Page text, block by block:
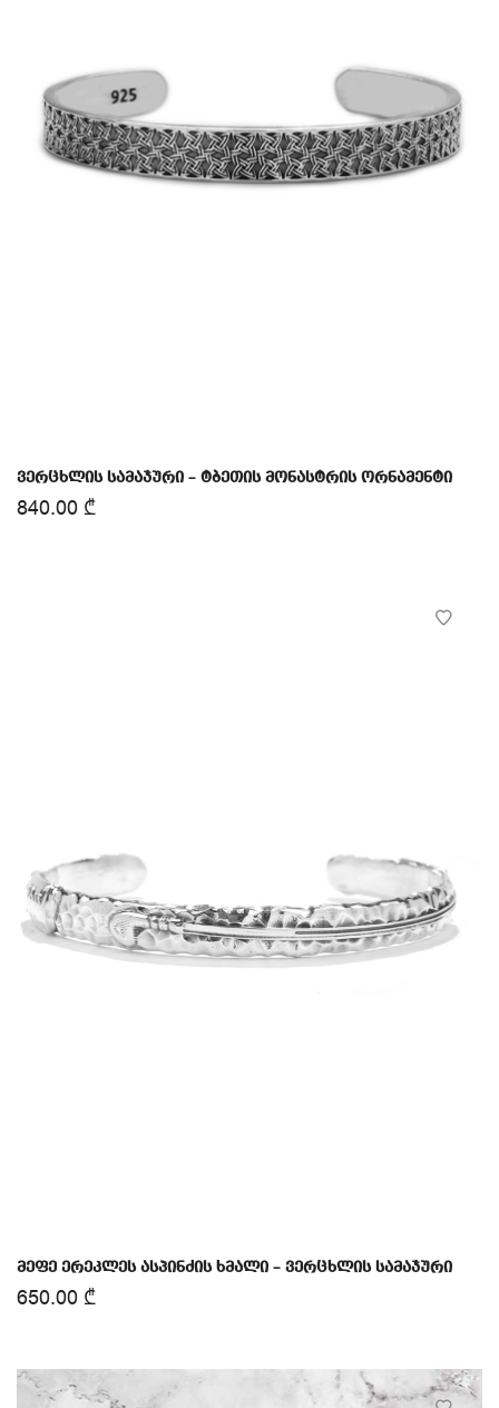
ვერცხლის სამაჯური – ტბეთის მონასტრის ორნამენტი
840.00 ₾
მეფე ერეკლეს ასპინძის ხმალი – ვერცხლის სამაჯური
650.00 ₾